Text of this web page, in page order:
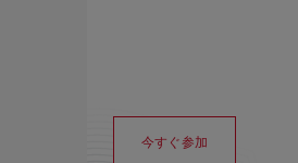
今すぐ参加